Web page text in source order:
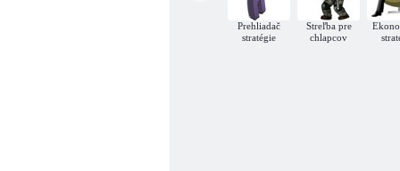
Prehliadač
stratégie
Streľba pre
chlapcov